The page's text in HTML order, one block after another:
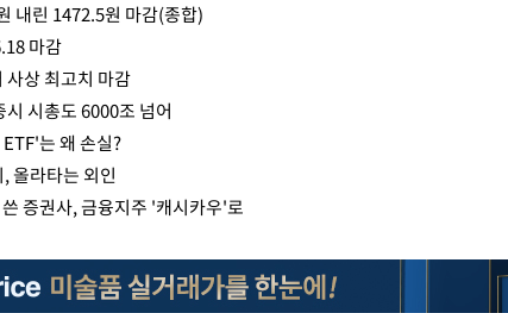
내린 1472.5원 마감(종합)
마감
상 최고치 마감
시총도 6000조 넘어
는 왜 손실?
올라타는 외인
증권사, 금융지주 '캐시카우'로